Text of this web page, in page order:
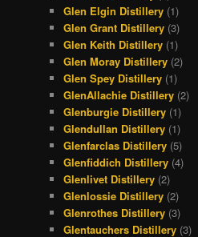
Glen Elgin Distillery (1)
Glen Grant Distillery (3)
Glen Keith Distillery (1)
Glen Moray Distillery (2)
Glen Spey Distillery (1)
GlenAllachie Distillery (2)
Glenburgie Distillery (1)
Glendullan Distillery (1)
Glenfarclas Distillery (5)
Glenfiddich Distillery (4)
Glenlivet Distillery (2)
Glenlossie Distillery (2)
Glenrothes Distillery (3)
Glentauchers Distillery (3)